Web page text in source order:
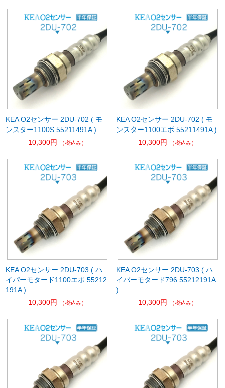
KEA O2センサー 2DU-702 ( モ
ンスター1100S 55211491A )
10,300円
（税込み）
KEA O2センサー 2DU-702 ( モ
ンスター1100エボ 55211491A )
10,300円
（税込み）
KEA O2センサー 2DU-703 ( ハ
イパーモタード1100エボ 55212
191A )
10,300円
（税込み）
KEA O2センサー 2DU-703 ( ハ
イパーモタード796 55212191A
)
10,300円
（税込み）